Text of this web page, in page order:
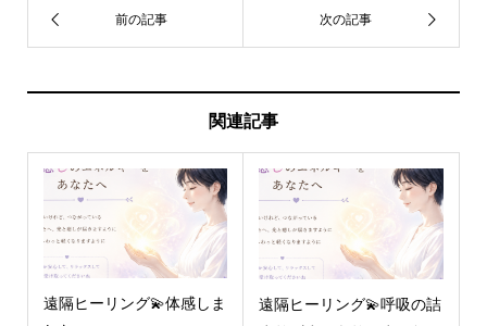
関連記事
遠隔ヒーリング💫体感しま
遠隔ヒーリング💫呼吸の詰